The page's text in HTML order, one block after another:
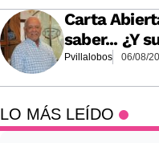
Carta
saber... ¿Y
Pvillalobos 06/08/
LO MÁS LEÍDO